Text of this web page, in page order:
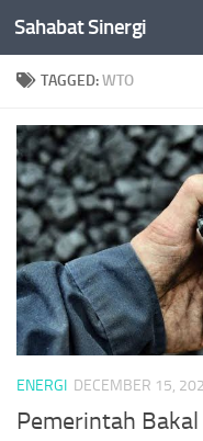
Skip to content
Sahabat Sinergi
TAGGED:WTO
ENERGI DECEMBER 15,
Pemerintah